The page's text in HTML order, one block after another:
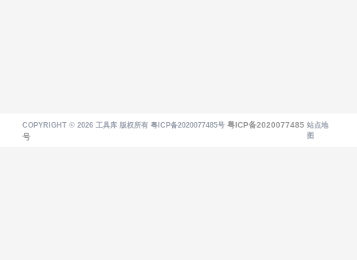
COPYRIGHT © 2026 工具库 版权所有 粤ICP备2020077485号 粤ICP备2020077485
号
站点地
图